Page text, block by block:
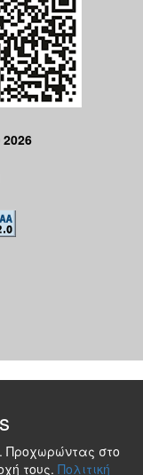
Προχωρώντας στο
τους. Πολιτική